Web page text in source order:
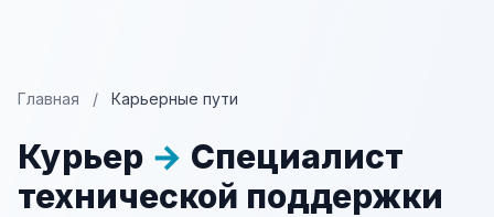
Главная / Карьерные пути
Курьер → Специалист
технической поддержки